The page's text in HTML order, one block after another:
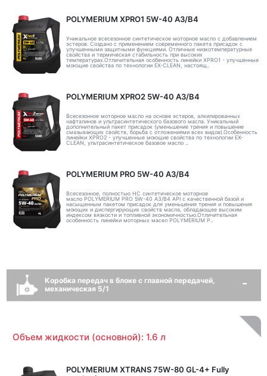
POLYMERIUM XPRO1 5W-40 A3/B4
Уникальное всесезонное синтетическое моторное масло с добавлением
эстеров. Создано с применением современного пакета присадок с
улучшенными защитными функциями. Отличные низкотемпературные
свойства и термическая стабильность при высоких
температурах.Отличительная особенность линейки XPRO1 - улучшенные
моющие свойства по технологии EX-CLEAN, настоящ..
POLYMERIUM XPRO2 5W-40 A3/B4
Всесезонное моторное масло на основе эстеров, алкилированных
нафталинов и ультрасинтетического базового масла. Уникальный
дополнительный пакет присадок (уменьшение трения и повышение
смазывающих свойств, борьба с отложениями всех видов).Особенность
линейки XPRO2 - улучшенные моющие свойства по технологии EX-
CLEAN, ультрасинтетическое базовое масло ..
POLYMERIUM PRO 5W-40 A3/B4
Всесезонное, полностью HC синтетическое моторное
масло POLYMERIUM PRO 5W-40 A3/B4 API с качественной базой и
насыщенным пакетом присадок для уменьшения трения и повышения
моющих и диспергирующих свойств масла, обладающее высоким
индексом вязкости и топливной экономичностью.Отличительная
особенность линейки моторных масел POLYMERIUM P..
Коробка передач в блоке с главной передачей,
механическая 5/1
Объем жидкости (основной): 1.6 л
POLYMERIUM XTRANS 75W-80 GL-4+ Fully